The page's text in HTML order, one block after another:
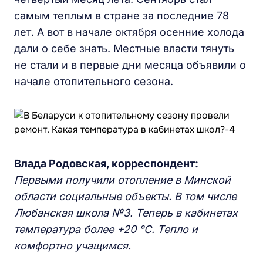
самым теплым в стране за последние 78
лет. А вот в начале октября осенние холода
дали о себе знать. Местные власти тянуть
не стали и в первые дни месяца объявили о
начале отопительного сезона.
Влада Родовская, корреспондент:
Первыми получили отопление в Минской
области социальные объекты. В том числе
Любанская школа №3. Теперь в кабинетах
температура более +20 °C. Тепло и
комфортно учащимся.